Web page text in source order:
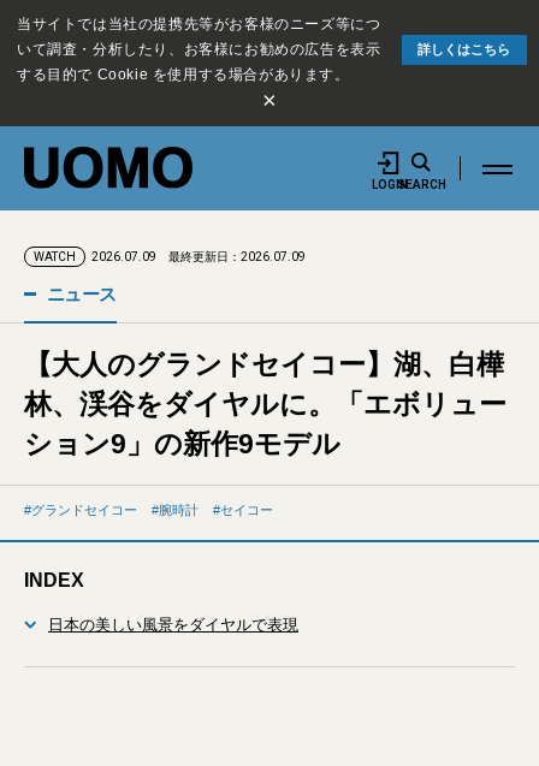
当サイトでは当社の提携先等がお客様のニーズ等につ
いて調査・分析したり、お客様にお勧めの広告を表示
する目的で Cookie を使用する場合があります。
詳しくはこちら
×
LOGINSEARCH
WATCH 2026.07.09 最終更新日：2026.07.09
ニュース
【大人のグランドセイコー】湖、白樺
林、渓谷をダイヤルに。「エボリュー
ション9」の新作9モデル
グランドセイコー 腕時計 セイコー
INDEX
日本の美しい風景をダイヤルで表現